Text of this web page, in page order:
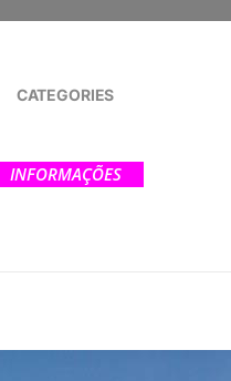
CATEGORIES
INFORMAÇÕES